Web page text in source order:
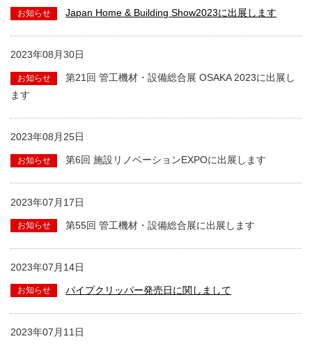
Japan Home & Building Show2023に出展します
2023年08月30日
第21回 管工機材・設備総合展 OSAKA 2023に出展し
ます
2023年08月25日
第6回 施設リノベーションEXPOに出展します
2023年07月17日
第55回 管工機材・設備総合展に出展します
2023年07月14日
パイプクリッパー発売日に関しまして
2023年07月11日